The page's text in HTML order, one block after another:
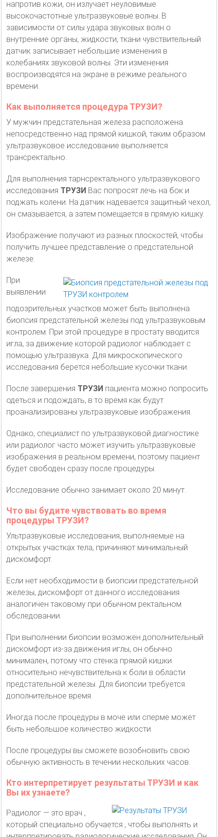
напротив кожи, он излучает неуловимые
высокочастотные ультразвуковые волны. В
зависимости от силы удара звуковых волн о
внутренние органы, жидкости, ткани чувствительный
датчик записывает небольшие изменения в
колебаниях звуковой волны. Эти изменения
воспроизводятся на экране в режиме реального
времени.
Как выполняется процедура ТРУЗИ?
У мужчин предстательная железа расположена
непосредственно над прямой кишкой, таким образом
ультразвуковое исследование выполняется
трансректально.
Для выполнения тарнсректального ультразвукового
исследования ТРУЗИ Вас попросят лечь на бок и
поджать колени. На датчик надевается защитный чехол,
он смазывается, а затем помещается в прямую кишку.
Изображение получают из разных плоскостей, чтобы
получить лучшее представление о предстательной
железе.
При
выявлении
подозрительных участков может быть выполнена
биопсия предстательной железы под ультразвуковым
контролем. При этой процедуре в простату вводится
игла, за движение которой радиолог наблюдает с
помощью ультразвука. Для микроскопического
исследования берется небольшие кусочки ткани.
После завершения ТРУЗИ пациента можно попросить
одеться и подождать, в то время как будут
проанализированы ультразвуковые изображения.
Однако, специалист по ультразвуковой диагностике
или радиолог часто может изучить ультразвуковые
изображения в реальном времени, поэтому пациент
будет свободен сразу после процедуры.
Исследование обычно занимает около 20 минут.
Что вы будите чувствовать во время
процедуры ТРУЗИ?
Ультразвуковые исследования, выполняемые на
открытых участках тела, причиняют минимальный
дискомфорт.
Если нет необходимости в биопсии предстательной
железы, дискомфорт от данного исследования
аналогичен таковому при обычном ректальном
обследовании.
При выполнении биопсии возможен дополнительный
дискомфорт из-за движения иглы, он обычно
минимален, потому что стенка прямой кишки
относительно нечувствительна к боли в области
предстательной железы. Для биопсии требуется
дополнительное время.
Иногда после процедуры в моче или сперме может
быть небольшое количество жидкости.
После процедуры вы сможете возобновить свою
обычную активность в течении нескольких часов.
Кто интерпретирует результаты ТРУЗИ и как
Вы их узнаете?
Радиолог — это врач ,
который специально обучается , чтобы выполнять и